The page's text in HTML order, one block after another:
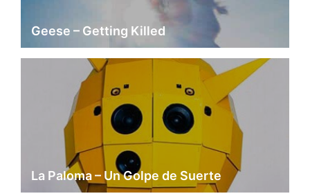
Geese – Getting Killed
La Paloma – Un Golpe de Suerte